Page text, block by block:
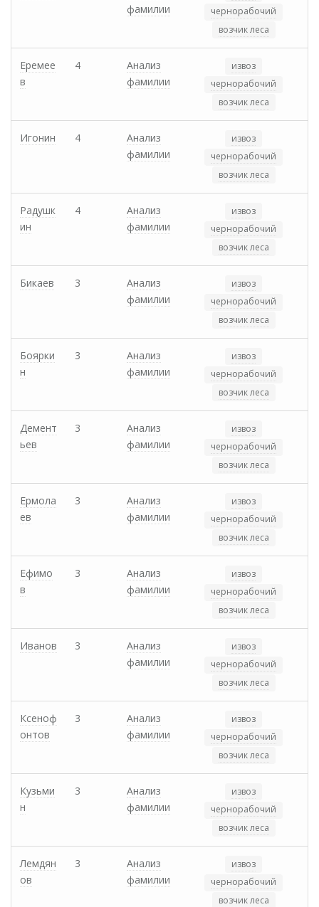
фамилии
чернорабочий
возчик леса
Еремее
в
4
Анализ
фамилии
извоз
чернорабочий
возчик леса
Игонин 4
Анализ
фамилии
извоз
чернорабочий
возчик леса
Радушк
ин
4
Анализ
фамилии
извоз
чернорабочий
возчик леса
Бикаев 3
Анализ
фамилии
извоз
чернорабочий
возчик леса
Боярки
н
3
Анализ
фамилии
извоз
чернорабочий
возчик леса
Демент
ьев
3
Анализ
фамилии
извоз
чернорабочий
возчик леса
Ермола
ев
3
Анализ
фамилии
извоз
чернорабочий
возчик леса
Ефимо
в
3
Анализ
фамилии
извоз
чернорабочий
возчик леса
Иванов 3
Анализ
фамилии
извоз
чернорабочий
возчик леса
Ксеноф
онтов
3
Анализ
фамилии
извоз
чернорабочий
возчик леса
Кузьми
н
3
Анализ
фамилии
извоз
чернорабочий
возчик леса
Лемдян
ов
3
Анализ
фамилии
извоз
чернорабочий
возчик леса